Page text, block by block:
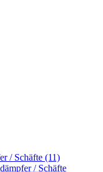
/ Schäfte (11)
/ Schäfte